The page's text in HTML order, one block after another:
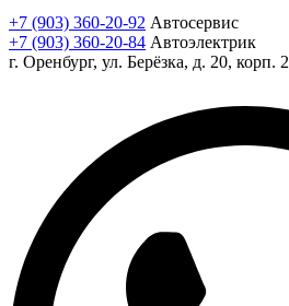
+7 (903) 360-20-92 Автосервис
+7 (903) 360-20-84 Автоэлектрик
г. Оренбург, ул. Берёзка, д. 20, корп. 2